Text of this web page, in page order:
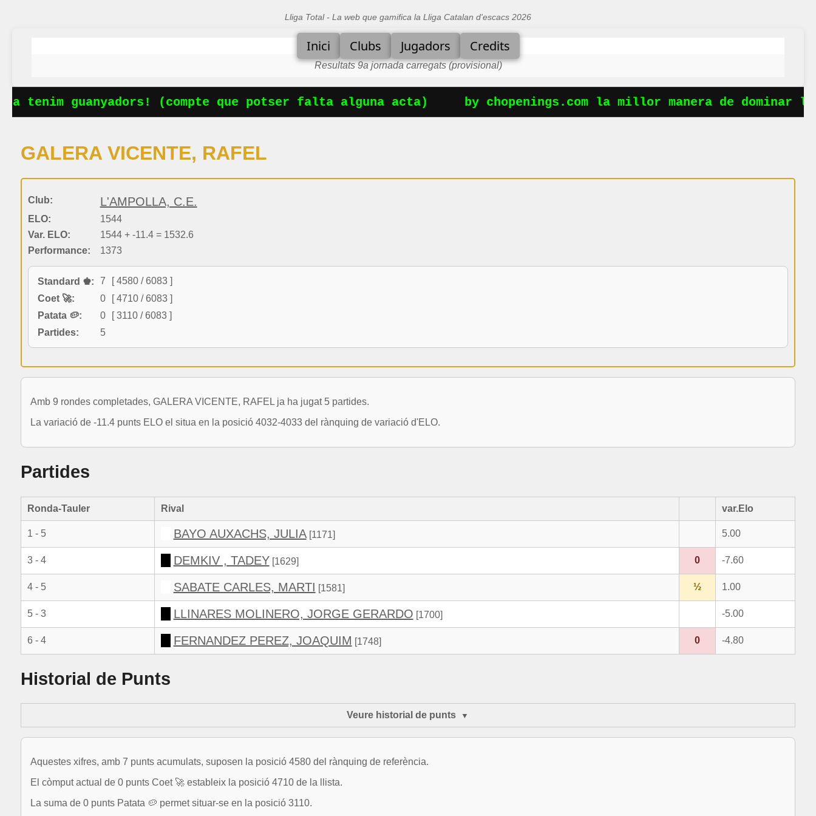
Lliga Total - La web que gamifica la Lliga Catalan d'escacs 2026
Inici Clubs Jugadors Credits
Resultats 9a jornada carregats (provisional)
tenim guanyadors! (compte que potser falta alguna acta) by chopenings.com la millor manera de dominar
GALERA VICENTE, RAFEL
Club: L'AMPOLLA, C.E.
ELO:
1544
Var. ELO:
1544 + -11.4 = 1532.6
Performance:
1373
Standard ♚: 7
[ 4580 / 6083 ]
Coet 🚀:
0
[ 4710 / 6083 ]
Patata 🥔:
0
[ 3110 / 6083 ]
Partides:
5
Amb 9 rondes completades, GALERA VICENTE, RAFEL ja ha jugat 5 partides.
La variació de -11.4 punts ELO el situa en la posició 4032-4033 del rànquing de variació d'ELO.
Partides
Ronda-Tauler Rival var.Elo
1 - 5 BAYO AUXACHS, JULIA[1171] 5.00
3 - 4 DEMKIV , TADEY [1629] 0 -7.60
4 - 5 SABATE CARLES, MARTI [1581] ½ 1.00
5 - 3 LLINARES MOLINERO, JORGE GERARDO [1700] -5.00
6 - 4 FERNANDEZ PEREZ, JOAQUIM [1748] 0 -4.80
Historial de Punts
Veure historial de punts
Aquestes xifres, amb 7 punts acumulats, suposen la posició 4580 del rànquing de referència.
El còmput actual de 0 punts Coet 🚀 estableix la posició 4710 de la llista.
La suma de 0 punts Patata 🥔 permet situar-se en la posició 3110.